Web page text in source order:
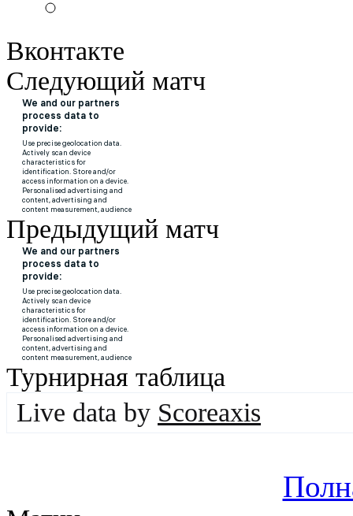
Вконтакте
Следующий матч
Предыдущий матч
Турнирная таблица
Live data by Scoreaxis